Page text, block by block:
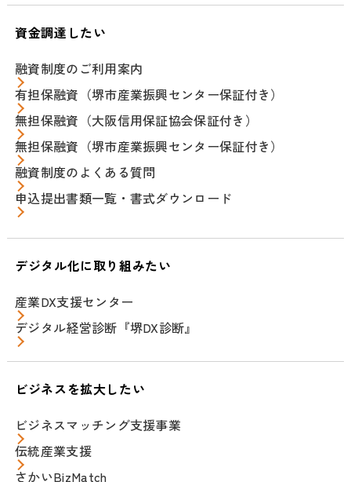
資金調達したい
融資制度のご利用案内
有担保融資（堺市産業振興センター保証付き）
無担保融資（大阪信用保証協会保証付き）
無担保融資（堺市産業振興センター保証付き）
融資制度のよくある質問
申込提出書類一覧・書式ダウンロード
デジタル化に取り組みたい
産業DX支援センター
デジタル経営診断『堺DX診断』
ビジネスを拡大したい
ビジネスマッチング支援事業
伝統産業支援
さかいBizMatch